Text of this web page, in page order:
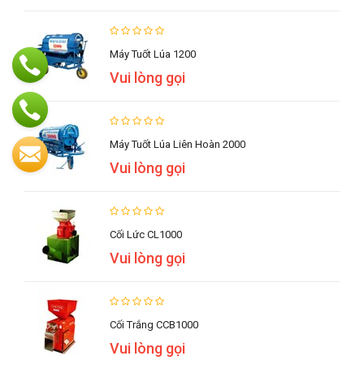
Máy Tuốt Lúa 1200
Vui lòng gọi
Máy Tuốt Lúa Liên Hoàn 2000
Vui lòng gọi
Cối Lức CL1000
Vui lòng gọi
Cối Trắng CCB1000
Vui lòng gọi